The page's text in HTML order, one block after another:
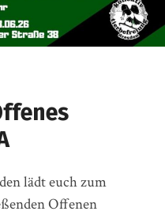
lädt euch zum
Offenen